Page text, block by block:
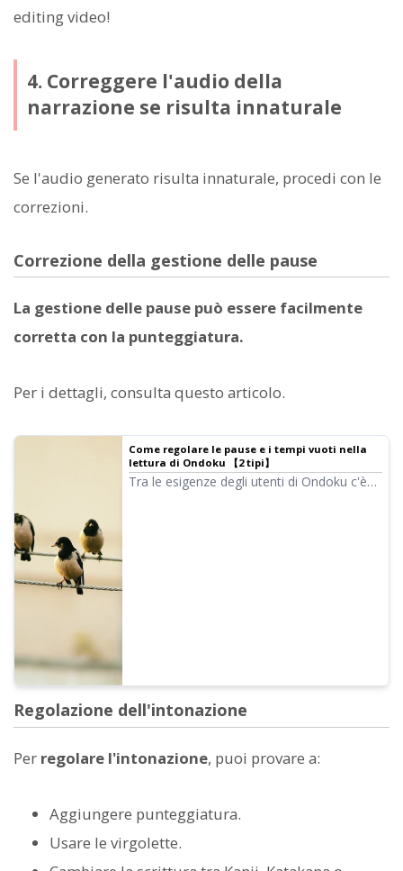
editing video!
4. Correggere l'audio della
narrazione se risulta innaturale
Se l'audio generato risulta innaturale, procedi con le
correzioni.
Correzione della gestione delle pause
La gestione delle pause può essere facilmente
corretta con la punteggiatura.
Per i dettagli, consulta questo articolo.
Come regolare le pause e i tempi vuoti nella
lettura di Ondoku 【2 tipi】
Tra le esigenze degli utenti di Ondoku c'è
Regolazione dell'intonazione
Per regolare l'intonazione, puoi provare a:
Aggiungere punteggiatura.
Usare le virgolette.